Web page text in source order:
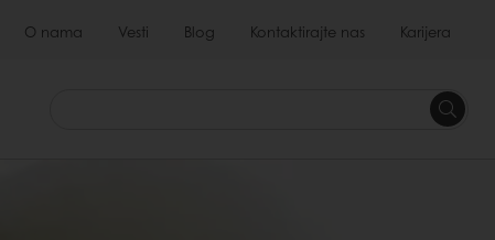
O nama Vesti Blog Kontaktirajte nas Karijera